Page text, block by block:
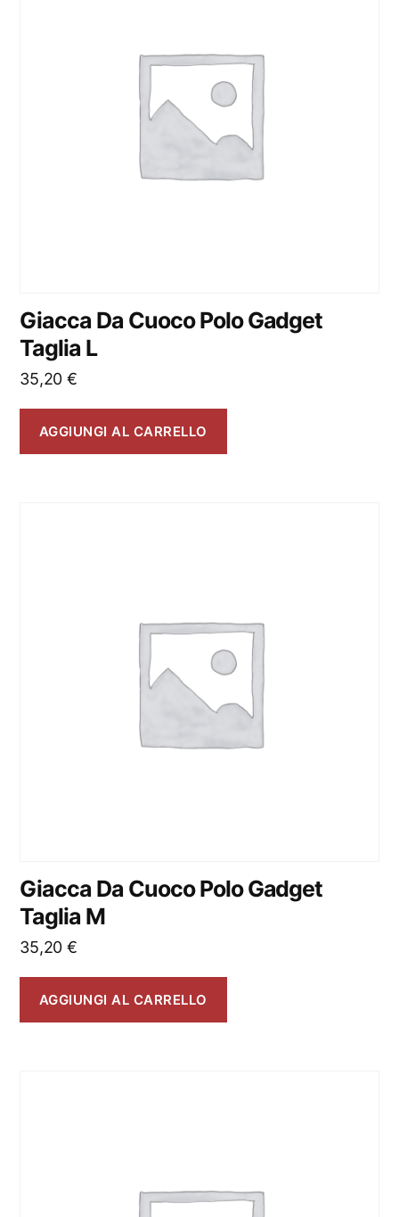
Giacca Da Cuoco Polo Gadget
Taglia L
35,20 €
AGGIUNGI AL CARRELLO
Giacca Da Cuoco Polo Gadget
Taglia M
35,20 €
AGGIUNGI AL CARRELLO